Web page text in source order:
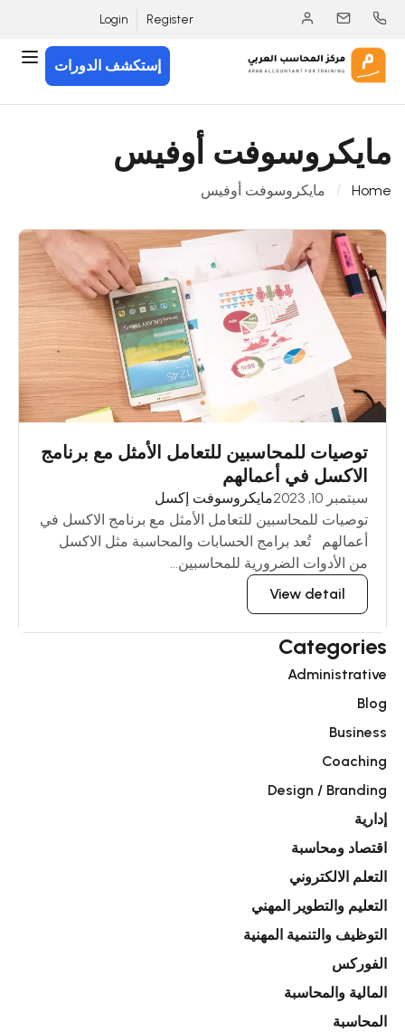
Register
Login
إستكشف الدورات
مايكروسوفت أوفيس
Home مايكروسوفت أوفيس
توصيات للمحاسبين للتعامل الأمثل مع برنامج
الاكسل في أعمالهم
سبتمبر 10, 2023
مايكروسوفت إكسل
توصيات للمحاسبين للتعامل الأمثل مع برنامج الاكسل في
أعمالهم تُعد برامج الحسابات والمحاسبة مثل الاكسل
من الأدوات الضرورية للمحاسبين...
View detail
Categories
Administrative
Blog
Business
Coaching
Design / Branding
إدارية
اقتصاد ومحاسبة
التعلم الالكتروني
التعليم والتطوير المهني
التوظيف والتنمية المهنية
الفوركس
المالية والمحاسبة
المحاسبة